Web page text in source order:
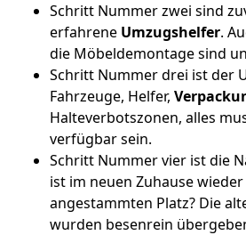
Schritt Nummer zwei sind
erfahrene Umzugshelfer.
die Möbeldemontage sind
Schritt Nummer drei ist der
Fahrzeuge, Helfer,
Halteverbotszonen, alles
verfügbar sein.
Schritt Nummer vier ist die
ist im neuen Zuhause
angestammten Platz? Die
wurden besenrein